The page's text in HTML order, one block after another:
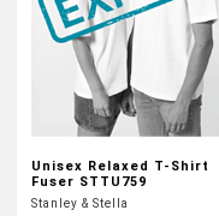
Unisex Relaxed T-Shirt
Fuser STTU759
Stanley & Stella